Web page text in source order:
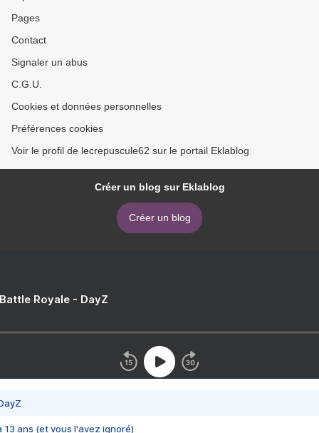
Pages
Contact
Signaler un abus
C.G.U.
Cookies et données personnelles
Préférences cookies
Voir le profil de lecrepuscule62 sur le portail Eklablog
Créer un blog sur Eklablog
Créer un blog
Royale - DayZ
13 ans (et vous l'avez ignoré)